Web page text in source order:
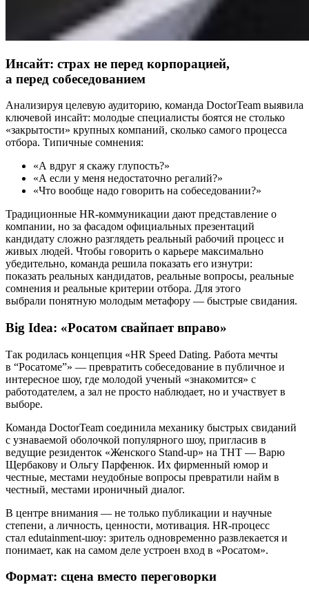
Инсайт: страх не перед корпорацией,
а перед собеседованием
Анализируя целевую аудиторию, команда DoctorTeam выявила
ключевой инсайт: молодые специалисты боятся не столько
«закрытости» крупных компаний, сколько самого процесса
отбора. Типичные сомнения:
«А вдруг я скажу глупость?»
«А если у меня недостаточно регалий?»
«Что вообще надо говорить на собеседовании?»
Традиционные HR-коммуникации дают представление о
компании, но за фасадом официальных презентаций
кандидату сложно разглядеть реальный рабочий процесс и
живых людей. Чтобы говорить о карьере максимально
убедительно, команда решила показать его изнутри:
показать реальных кандидатов, реальные вопросы, реальные
сомнения и реальные критерии отбора. Для этого
выбрали понятную молодым метафору — быстрые свидания.
Big Idea: «Росатом свайпает вправо»
Так родилась концепция «HR Speed Dating. Работа мечты
в “Росатоме”» — превратить собеседование в публичное и
интересное шоу, где молодой ученый «знакомится» с
работодателем, а зал не просто наблюдает, но и участвует в
выборе.
Команда DoctorTeam соединила механику быстрых свиданий
с узнаваемой оболочкой популярного шоу, пригласив в
ведущие резиденток «Женского Stand-up» на ТНТ — Варю
Щербакову и Ольгу Парфенюк. Их фирменный юмор и
честные, местами неудобные вопросы превратили найм в
честный, местами ироничный диалог.
В центре внимания — не только публикации и научные
степени, а личность, ценности, мотивация. HR-процесс
стал edutainment-шоу: зритель одновременно развлекается и
понимает, как на самом деле устроен вход в «Росатом».
Формат: сцена вместо переговорки